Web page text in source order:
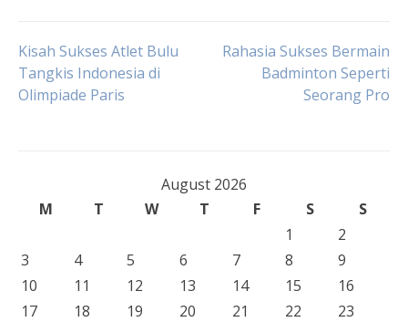
Post
navigation
Kisah Sukses Atlet Bulu
Tangkis Indonesia di
Olimpiade Paris
Rahasia Sukses Bermain
Badminton Seperti
Seorang Pro
August 2026
M
T W T F S
S
1
2
3
4 5 6 7 8
9
10
11 12 13 14 15
16
17
18 19 20 21 22
23